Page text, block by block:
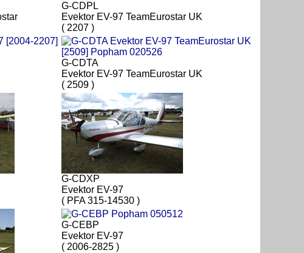
G-CDPL
Evektor EV-97 TeamEurostar UK
( 2207 )
G-CDTA
Evektor EV-97 TeamEurostar UK
( 2509 )
G-CDXP
Evektor EV-97
( PFA 315-14530 )
G-CEBP
Evektor EV-97
( 2006-2825 )